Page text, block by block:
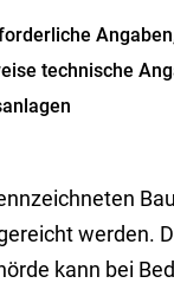
technische
werden.
kann bei